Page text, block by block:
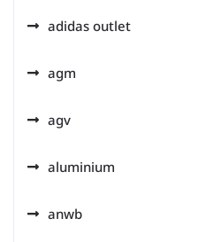
adidas outlet
agm
agv
aluminium
anwb